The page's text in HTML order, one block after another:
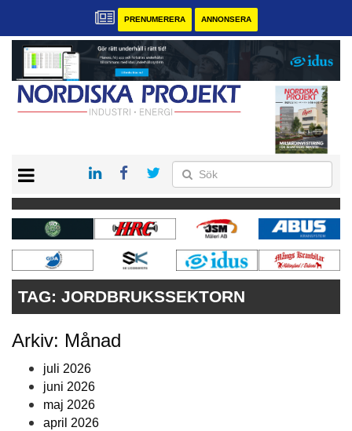
PRENUMERERA ANNONSERA
KONTAKT
VÅRA ANDRA MAGASIN
PRENUMERERA
ANNONSERA
TAG: JORDBRUKSSEKTORN
Arkiv: Månad
juli 2026
juni 2026
maj 2026
april 2026